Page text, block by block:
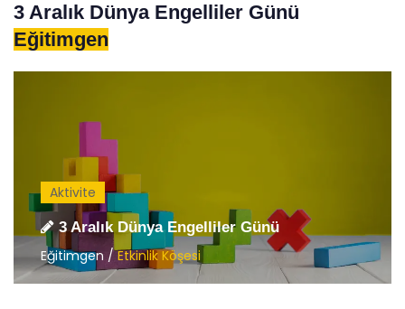
3 Aralık Dünya Engelliler Günü
Eğitimgen
Aktivite
3 Aralık Dünya Engelliler Günü
Eğitimgen /Etkinlik Köşesi